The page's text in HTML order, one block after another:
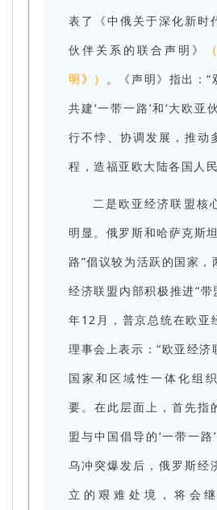
表了《中俄关于深化新时
伙伴关系的联合声明》
明》）
。《声明》指出：“
共建‘一带一路’和‘大欧亚
行不悖、协调发展，推动
程，造福亚欧大陆各国人
二是欧亚经济联盟核
明显。俄罗斯和哈萨克斯
路”倡议较为活跃的国家，
经济联盟内部积极推进“
年12月，普京总统在欧亚
理事会上表示：“欧亚经济
国家和区域性一体化组
要。在此层面上，首先指
盟与中国倡导的‘一带一路
乌冲突爆发后，俄罗斯经
立的艰难处境，将会